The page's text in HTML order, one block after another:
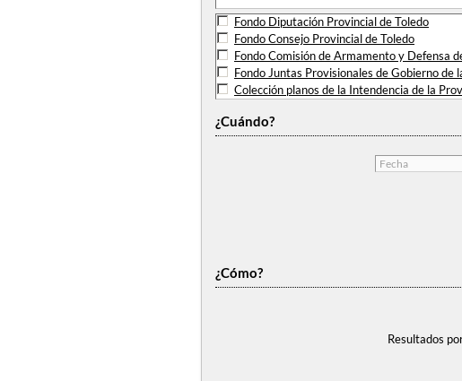
Fondo Diputación Provincial de Toledo
Fondo Consejo Provincial de Toledo
Fondo Comisión de Armamento y Defensa
Fondo Juntas Provisionales de Gobierno de
Colección planos de la Intendencia de la
Fondo Hospital de Santa Cruz de Niños
Fondo Junta Provincial del Censo Electoral
¿Cuándo?
¿Cómo?
Resultados